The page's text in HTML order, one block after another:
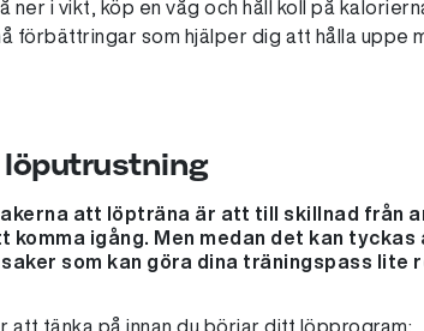
ner i vikt, köp en våg och håll koll på
förbättringar som hjälper dig att hålla uppe
att löpträna är att till skillnad från
komma igång. Men medan det kan
som kan göra dina träningspass lite
att tänka på innan du börjar ditt löpprogram: